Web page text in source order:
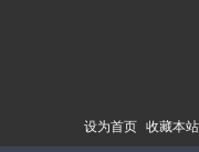
设为首页 收藏本站